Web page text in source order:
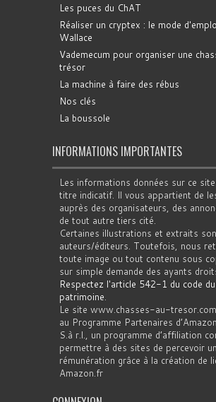
Les puces du ChAT
Réaliser un cryptex : le mode
Wallace
Vademecum pour organiser une
trésor
La machine à faire des rébus
Nos clés
La boussole
INFORMATIONS IMPORTANTES
Les informations données sur ce
titre indicatif. Il vous appartient de
auprès des organisateurs, des
de tout autre tiers cité.
Certaines illustrations et extraits
auteurs/éditeurs. Toutefois, nous
toute image ou tout contenu sous
sur simple demande des ayants
Respectez l'article 542-1 du code du
patrimoine.
Le site www.chasses-au-
au Programme Partenaires
S.à r.l., un programme d’affiliation
permettre à des sites de percevoir
rémunération grâce à la création de
Amazon.fr